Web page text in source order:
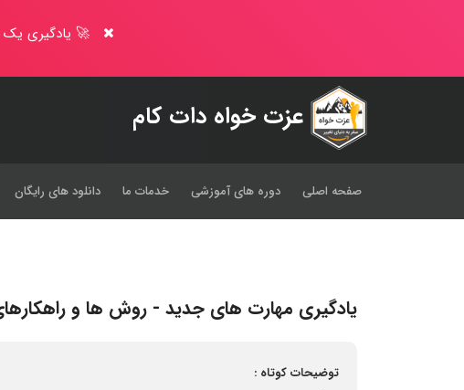
🚀 یادگیری یک
عزت خواه دات کام
صفحه اصلی دوره های آموزشی خدمات ما دانلود های رایگان
یادگیری مهارت های جدید - روش ها و
توضیحات کوتاه :